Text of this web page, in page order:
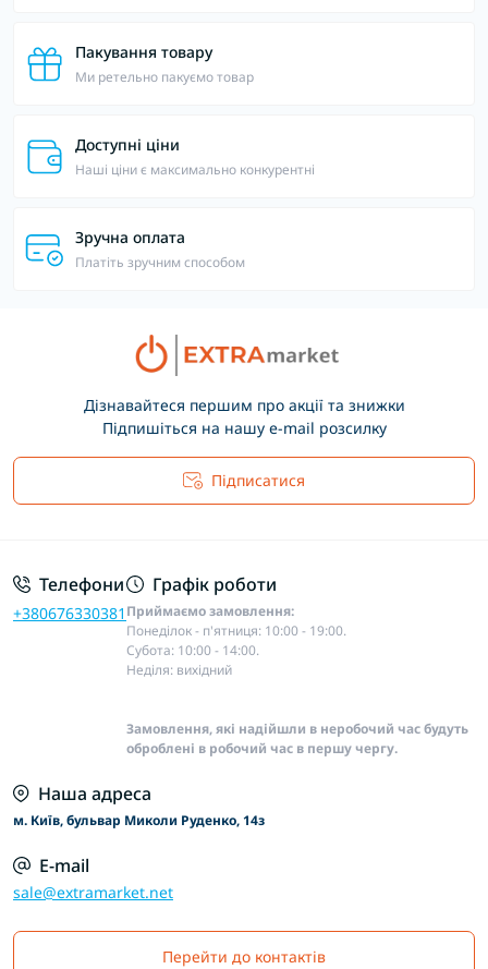
Пакування товару
Ми ретельно пакуємо товар
Доступні ціни
Наші ціни є максимально конкурентні
Зручна оплата
Платіть зручним способом
Дізнавайтеся першим про акції та знижки
Підпишіться на нашу e-mail розсилку
Підписатися
Телефони
+380676330381
Графік роботи
Приймаємо замовлення:
Понеділок - п'ятниця: 10:00 - 19:00.
Субота: 10:00 - 14:00.
Неділя: вихідний
Замовлення, які надійшли в неробочий час будуть
оброблені в робочий час в першу чергу.
Наша адреса
м. Київ, бульвар Миколи Руденко, 14з
E-mail
sale@extramarket.net
Перейти до контактів